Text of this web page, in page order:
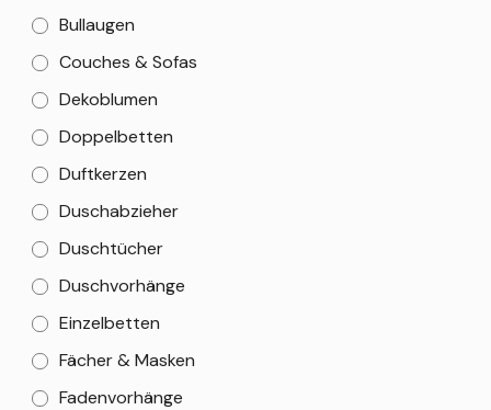
Bullaugen
Couches & Sofas
Dekoblumen
Doppelbetten
Duftkerzen
Duschabzieher
Duschtücher
Duschvorhänge
Einzelbetten
Fächer & Masken
Fadenvorhänge